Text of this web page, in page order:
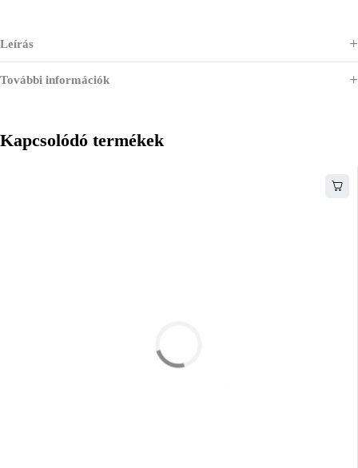
Leírás
További információk
Kapcsolódó termékek